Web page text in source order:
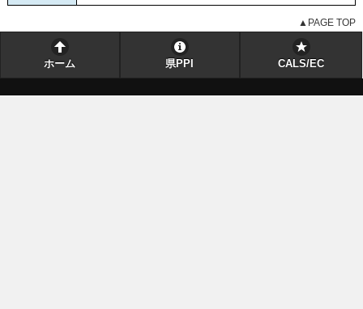
▲PAGE TOP
ホーム 県PPI CALS/EC